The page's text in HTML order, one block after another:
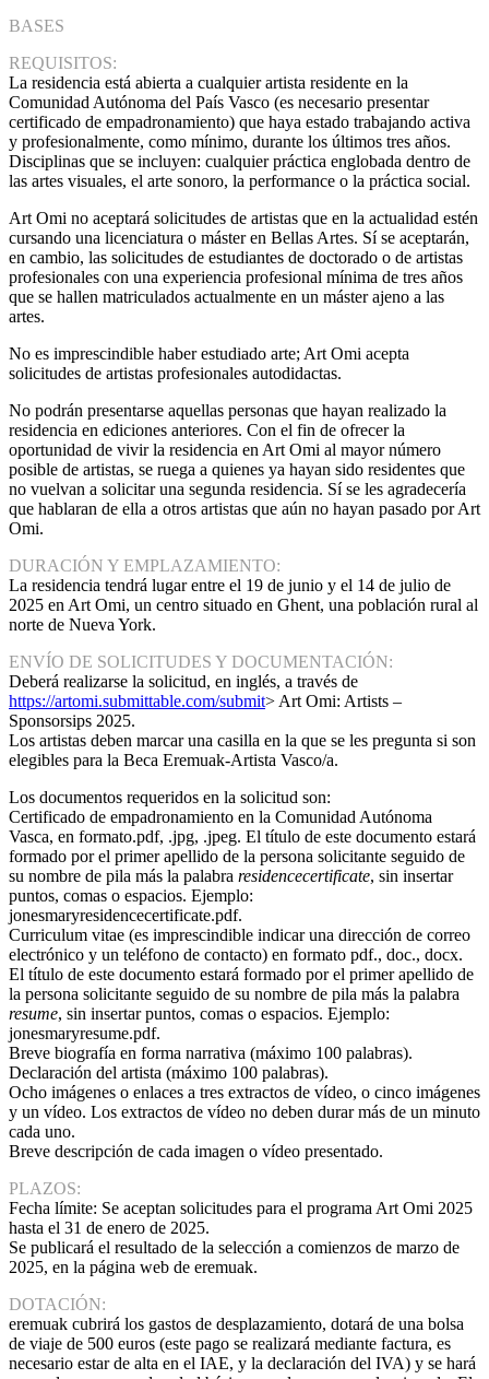
BASES
REQUISITOS:
La residencia está abierta a cualquier artista residente en la
Comunidad Autónoma del País Vasco (es necesario presentar
certificado de empadronamiento) que haya estado trabajando activa
y profesionalmente, como mínimo, durante los últimos tres años.
Disciplinas que se incluyen: cualquier práctica englobada dentro de
las artes visuales, el arte sonoro, la performance o la práctica social.
Art Omi no aceptará solicitudes de artistas que en la actualidad estén
cursando una licenciatura o máster en Bellas Artes. Sí se aceptarán,
en cambio, las solicitudes de estudiantes de doctorado o de artistas
profesionales con una experiencia profesional mínima de tres años
que se hallen matriculados actualmente en un máster ajeno a las
artes.
No es imprescindible haber estudiado arte; Art Omi acepta
solicitudes de artistas profesionales autodidactas.
No podrán presentarse aquellas personas que hayan realizado la
residencia en ediciones anteriores. Con el fin de ofrecer la
oportunidad de vivir la residencia en Art Omi al mayor número
posible de artistas, se ruega a quienes ya hayan sido residentes que
no vuelvan a solicitar una segunda residencia. Sí se les agradecería
que hablaran de ella a otros artistas que aún no hayan pasado por Art
Omi.
DURACIÓN Y EMPLAZAMIENTO:
La residencia tendrá lugar entre el 19 de junio y el 14 de julio de
2025 en Art Omi, un centro situado en Ghent, una población rural al
norte de Nueva York.
ENVÍO DE SOLICITUDES Y DOCUMENTACIÓN:
Deberá realizarse la solicitud, en inglés, a través de
https://artomi.submittable.com/submit> Art Omi: Artists –
Sponsorsips 2025.
Los artistas deben marcar una casilla en la que se les pregunta si son
elegibles para la Beca Eremuak-Artista Vasco/a.
Los documentos requeridos en la solicitud son:
Certificado de empadronamiento en la Comunidad Autónoma
Vasca, en formato.pdf, .jpg, .jpeg. El título de este documento estará
formado por el primer apellido de la persona solicitante seguido de
su nombre de pila más la palabra residencecertificate, sin insertar
puntos, comas o espacios. Ejemplo:
jonesmaryresidencecertificate.pdf.
Curriculum vitae (es imprescindible indicar una dirección de correo
electrónico y un teléfono de contacto) en formato pdf., doc., docx.
El título de este documento estará formado por el primer apellido de
la persona solicitante seguido de su nombre de pila más la palabra
resume, sin insertar puntos, comas o espacios. Ejemplo:
jonesmaryresume.pdf.
Breve biografía en forma narrativa (máximo 100 palabras).
Declaración del artista (máximo 100 palabras).
Ocho imágenes o enlaces a tres extractos de vídeo, o cinco imágenes
y un vídeo. Los extractos de vídeo no deben durar más de un minuto
cada uno.
Breve descripción de cada imagen o vídeo presentado.
PLAZOS:
Fecha límite: Se aceptan solicitudes para el programa Art Omi 2025
hasta el 31 de enero de 2025.
Se publicará el resultado de la selección a comienzos de marzo de
2025, en la página web de eremuak.
DOTACIÓN:
eremuak cubrirá los gastos de desplazamiento, dotará de una bolsa
de viaje de 500 euros (este pago se realizará mediante factura, es
necesario estar de alta en el IAE, y la declaración del IVA) y se hará